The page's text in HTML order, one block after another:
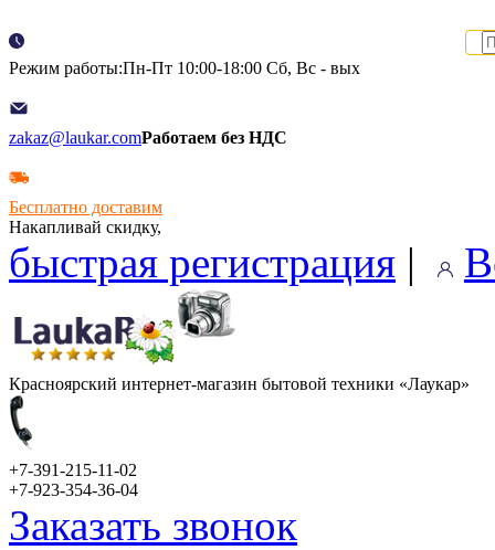
Режим работы:Пн-Пт 10:00-18:00 Сб, Вс - вых
zakaz@laukar.comРаботаем без НДС
Бесплатно доставим
Накапливай скидку,
быстрая регистрация |
Красноярский интернет-магазин бытовой техники «Лаукар»
+7-391-215-11-02
+7-923-354-36-04
Заказать звонок